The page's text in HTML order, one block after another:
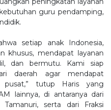
guru pendamping,
setiap anak Indonesia,
khusus, mendapat layanan
dan bermutu. Kami siap
daerah agar mendapat
pusat,” tutup Haris yang
lainnya, di antaranya dari
serta dari Fraksi